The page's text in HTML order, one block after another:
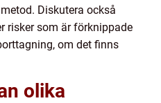
Diskutera också
risker som är förknippade
om det finns
olika